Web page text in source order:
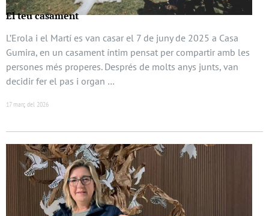
El teu casament
L’Erola i el Martí es van casar el 7 de juny de 2025 a Casa
Gumira, en un casament íntim pensat per compartir amb les
persones més properes. Després de molts anys junts, van
decidir fer el pas i organ …
17 març del 2026